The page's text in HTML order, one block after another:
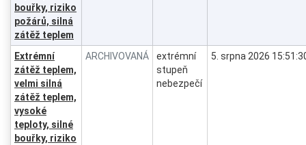
bouřky, riziko
požárů, silná
zátěž teplem
Extrémní
zátěž teplem,
velmi silná
zátěž teplem,
vysoké
teploty, silné
bouřky, riziko
ARCHIVOVANÁ
extrémní
stupeň
nebezpečí
5. srpna 2026